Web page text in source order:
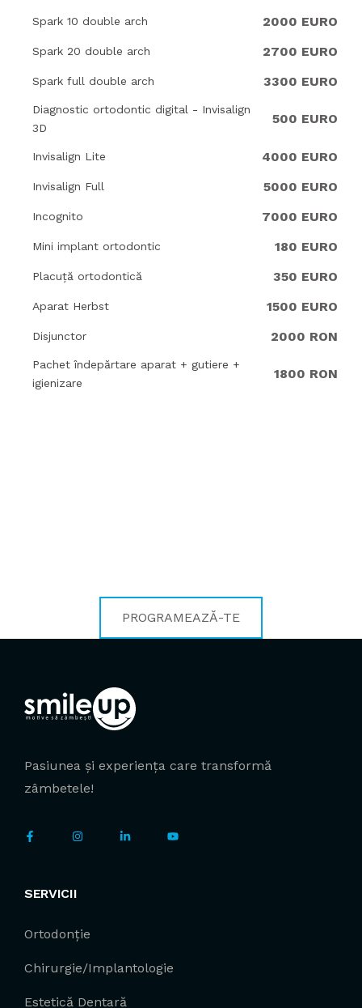
Spark 10 double arch 2000 EURO
Spark 20 double arch 2700 EURO
Spark full double arch 3300 EURO
Diagnostic ortodontic digital - Invisalign
3D
500 EURO
Invisalign Lite 4000 EURO
Invisalign Full 5000 EURO
Incognito 7000 EURO
Mini implant ortodontic 180 EURO
Placuță ortodontică 350 EURO
Aparat Herbst 1500 EURO
Disjunctor 2000 RON
Pachet îndepărtare aparat + gutiere +
igienizare
1800 RON
PROGRAMEAZĂ-TE
Pasiunea și experiența care transformă
zâmbetele!
SERVICII
Ortodonție
Chirurgie/Implantologie
Estetică Dentară